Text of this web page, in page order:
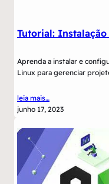
Tutorial:
Aprenda a instalar e
Linux para gerenciar
leia mais…
junho 17, 2023